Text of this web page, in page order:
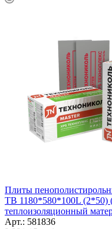
Плиты
TB 1180*580*100L (2*50)
теплоизоляционный
Арт.: 581836